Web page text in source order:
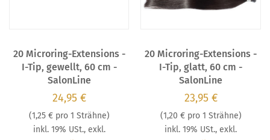
20 Microring-Extensions -
I-Tip, gewellt, 60 cm -
SalonLine
24,95 €
(1,25 €pro 1 Strähne)
inkl. 19% USt., exkl.
20 Microring-Extensions -
I-Tip, glatt, 60 cm -
SalonLine
23,95 €
(1,20 €pro 1 Strähne)
inkl. 19% USt.,exkl.